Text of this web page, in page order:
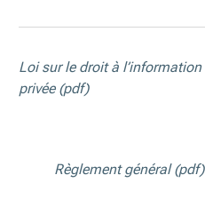
Loi sur le droit à
privée (pdf)
Règlement général (pdf)